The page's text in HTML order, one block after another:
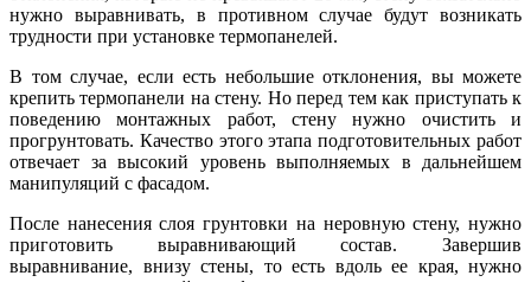
нужно выравнивать, в противном случае будут возникать
трудности при установке термопанелей.
В том случае, если есть небольшие отклонения, вы можете
крепить термопанели на стену. Но перед тем как приступать к
поведению монтажных работ, стену нужно очистить и
прогрунтовать. Качество этого этапа подготовительных работ
отвечает за высокий уровень выполняемых в дальнейшем
манипуляций с фасадом.
После нанесения слоя грунтовки на неровную стену, нужно
приготовить выравнивающий состав. Завершив
выравнивание, внизу стены, то есть вдоль ее края, нужно